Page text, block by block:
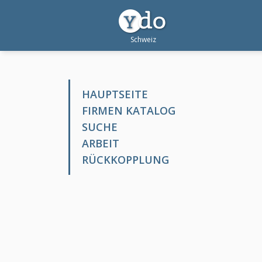
HAUPTSEITE
FIRMEN KATALOG
SUCHE
ARBEIT
RÜCKKOPPLUNG